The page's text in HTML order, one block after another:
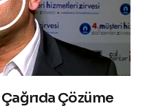
Çözüme